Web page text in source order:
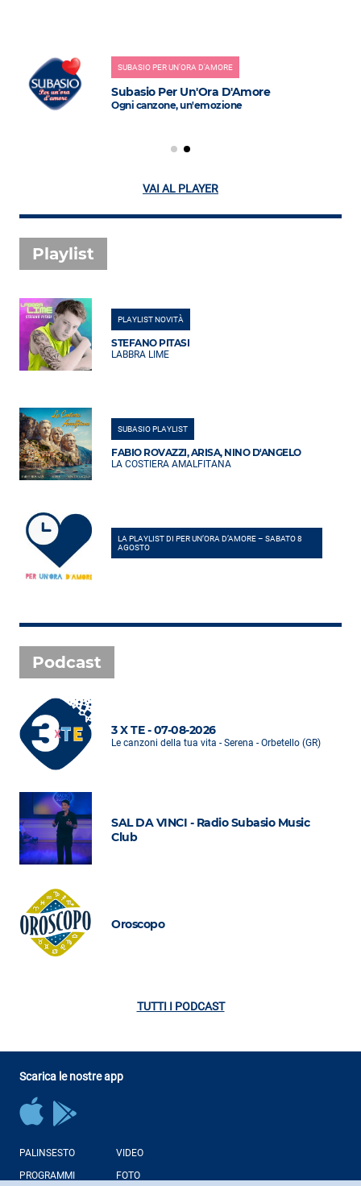
SUBASIO PER UN'ORA D'AMORE
Subasio Per Un'Ora D'Amore
Ogni canzone, un'emozione
VAI AL PLAYER
Playlist
PLAYLIST NOVITÀ
STEFANO PITASI
LABBRA LIME
SUBASIO PLAYLIST
FABIO ROVAZZI, ARISA, NINO D'ANGELO
LA COSTIERA AMALFITANA
LA PLAYLIST DI PER UN’ORA D’AMORE – SABATO 8
AGOSTO
Podcast
3 X TE - 07-08-2026
Le canzoni della tua vita - Serena - Orbetello (GR)
SAL DA VINCI - Radio Subasio Music
Club
Oroscopo
TUTTI I PODCAST
Scarica le nostre app
PALINSESTO
PROGRAMMI
VIDEO
FOTO